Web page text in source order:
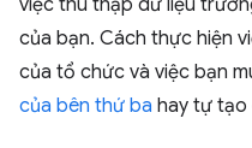
việc thu thập dữ liệu
của bạn. Cách thực hiện
của tổ chức và việc bạn
của bên thứ ba hay tự tạo